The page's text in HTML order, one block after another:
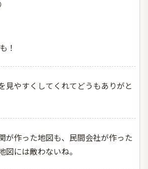
！
見やすくしてくれてどうもありがと
が作った地図も、民間会社が作った
図には敵わないね。